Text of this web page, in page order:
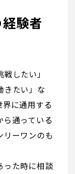
験者
したい」
きたい」な
に通用する
通っている
ーワンのも
った時に相談